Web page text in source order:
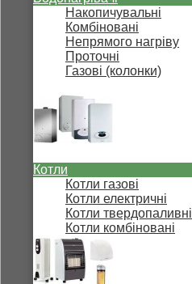
Накопичувальні
Комбіновані
Непрямого нагріву
Проточні
Газові (колонки)
Котли
Котли газові
Котли електричні
Котли твердопаливні
Котли комбіновані